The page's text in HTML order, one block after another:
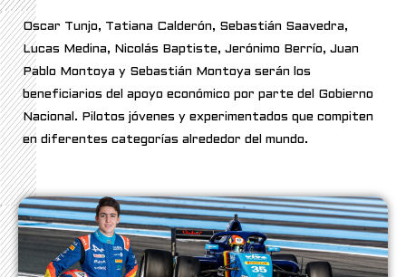
Oscar Tunjo, Tatiana Calderón, Sebastián Saavedra,
Lucas Medina, Nicolás Baptiste, Jerónimo Berrío, Juan
Pablo Montoya y Sebastián Montoya serán los
beneficiarios del apoyo económico por parte del Gobierno
Nacional. Pilotos jóvenes y experimentados que compiten
en diferentes categorías alrededor del mundo.